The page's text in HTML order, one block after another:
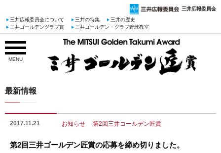
三井広報委員会
三井広報委員会について 三井の特集
三井の歴史
三井ゴールデングラブ賞
三井ゴールデン・グラブ野球教室
MENU
最新情報
2017.11.21 お知らせ 第2回三井コールデン匠賞
第2回三井ゴールデン匠賞の応募を締め切りました。